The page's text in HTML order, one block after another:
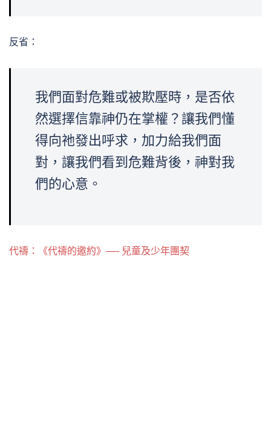
反省：
我們面對危難或被欺壓時，是否依
然選擇信靠神仍在掌權？讓我們懂
得向祂發出呼求，加力給我們面
對，讓我們看到危難背後，神對我
們的心意。
代禱：《代禱的邀約》── 兒童及少年團契